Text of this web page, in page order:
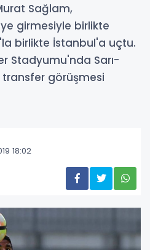
Sağlam,
girmesiyle birlikte
birlikte İstanbul'a uçtu.
Stadyumu'nda Sarı-
görüşmesi
18:02